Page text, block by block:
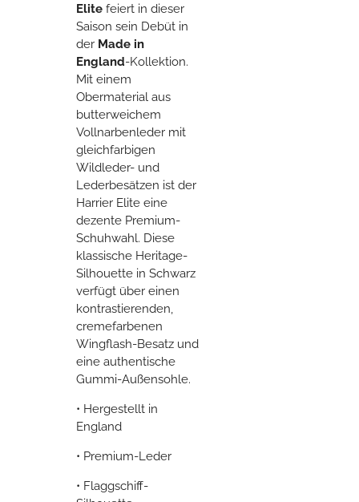
Elitefeiert in dieser
Saison sein Debüt in
der Made in
England-Kollektion.
Mit einem
Obermaterial aus
butterweichem
Vollnarbenleder mit
gleichfarbigen
Wildleder- und
Lederbesätzen ist der
Harrier Elite eine
dezente Premium-
Schuhwahl. Diese
klassische Heritage-
Silhouette in Schwarz
verfügt über einen
kontrastierenden,
cremefarbenen
Wingflash-Besatz und
eine authentische
Gummi-Außensohle.
• Hergestellt in
England
• Premium-Leder
• Flaggschiff-